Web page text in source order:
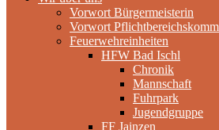
Vorwort Bürgermeisterin
Vorwort
Feuerwehreinheiten
HFW Bad Ischl
Chronik
Mannschaft
Fuhrpark
Jugendgruppe
FF Jainzen